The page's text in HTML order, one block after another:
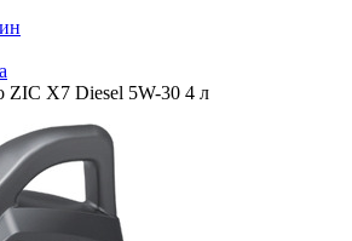
ZIC X7 Diesel 5W-30 4 л